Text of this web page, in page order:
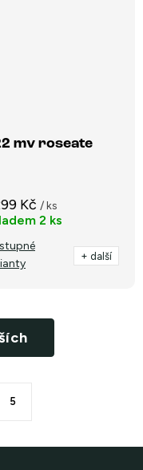
mv roseate
Kč / ks
2 ks
+ další
5